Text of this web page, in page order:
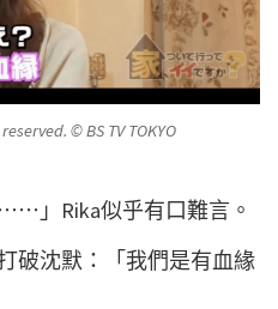
© BS TV TOKYO
」Rika似乎有口難言。
破沈默：「我們是有血緣